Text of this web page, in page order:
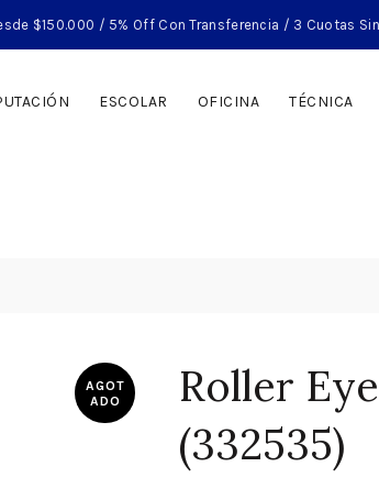
$150.000 / 5% Off Con Transferencia / 3 Cuotas
ESCOLAR OFICINA TÉCNICA
AGOT
ADO
Roller
(332535)